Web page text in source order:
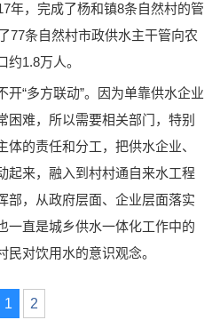
年，完成了杨和镇8条自然村的管
77条自然村市政供水主干管向农
1.8万人。
“多方联动”。因为单靠供水企业
困难，所以需要相关部门，特别
的责任和分工，把供水企业、
起来，融入到村村通自来水工程
部，从政府层面、企业层面落实
一直是城乡供水一体化工作中的
对饮用水的意识观念。
1 2